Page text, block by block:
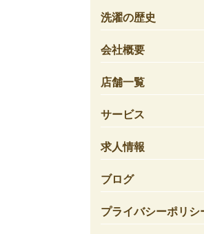
洗濯の歴史
会社概要
店舗一覧
サービス
求人情報
ブログ
プライバシーポリシ